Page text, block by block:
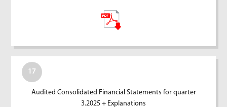
17
Audited Consolidated Financial Statements for quarter
3.2025 + Explanations